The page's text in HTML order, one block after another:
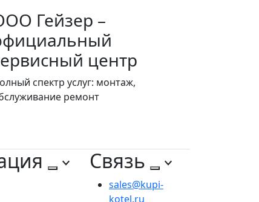
Гейзер –
центр
спектр услуг: монтаж,
ремонт
Связь
sales@kupi-
kotel.ru